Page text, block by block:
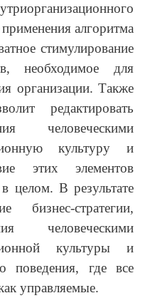
алгоритма
стимулирование
необходимое для
организации. Также
редактировать
человеческими
культуру и
этих элементов
целом. В результате
бизнес-стратегии,
человеческими
культуры и
поведения, где все
управляемые.